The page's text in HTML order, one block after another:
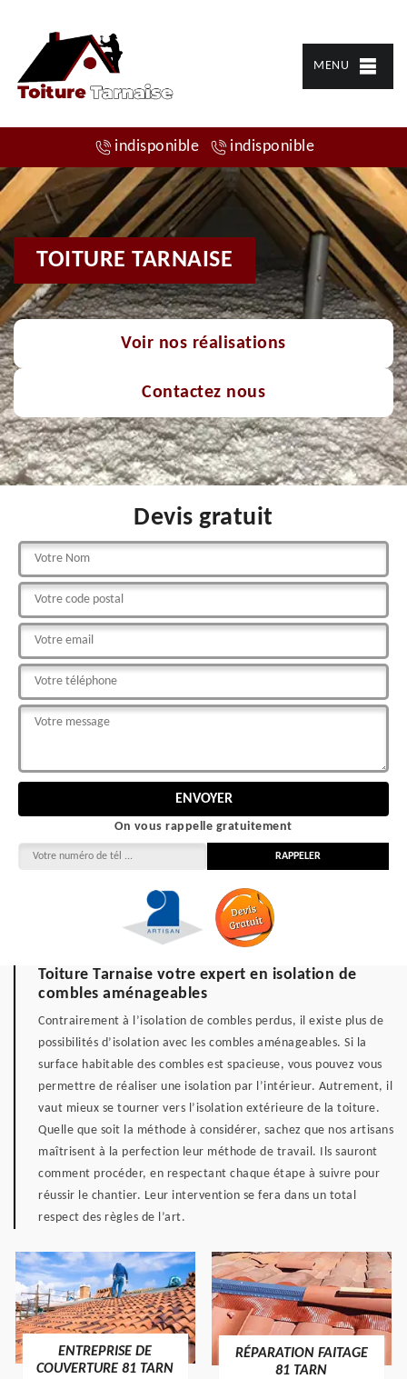
MENU
indisponible indisponible
TOITURE TARNAISE
Voir nos réalisations
Contactez nous
Devis gratuit
On vous rappelle gratuitement
Toiture Tarnaise votre expert en isolation de
combles aménageables
Contrairement à l’isolation de combles perdus, il existe plus de
possibilités d’isolation avec les combles aménageables. Si la
surface habitable des combles est spacieuse, vous pouvez vous
permettre de réaliser une isolation par l’intérieur. Autrement, il
vaut mieux se tourner vers l’isolation extérieure de la toiture.
Quelle que soit la méthode à considérer, sachez que nos artisans
maîtrisent à la perfection leur méthode de travail. Ils sauront
comment procéder, en respectant chaque étape à suivre pour
réussir le chantier. Leur intervention se fera dans un total
respect des règles de l’art.
ENTREPRISE DE
COUVERTURE 81 TARN
RÉPARATION FAITAGE
81 TARN